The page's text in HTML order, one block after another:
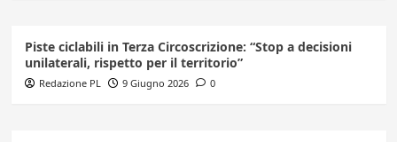
Piste ciclabili in Terza Circoscrizione: “Stop a decisioni
unilaterali, rispetto per il territorio”
Redazione PL 9 Giugno 2026 0